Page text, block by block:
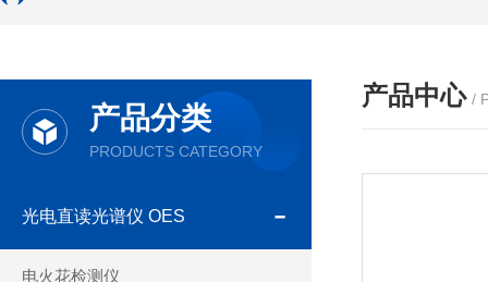
产品分类
PRODUCTS CATEGORY
光电直读光谱仪 OES
电火花检测仪
产品中心 /